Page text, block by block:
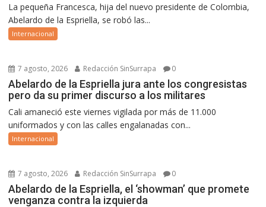
La pequeña Francesca, hija del nuevo presidente de Colombia,
Abelardo de la Espriella, se robó las...
Internacional
7 agosto, 2026 Redacción SinSurrapa 0
Abelardo de la Espriella jura ante los congresistas
pero da su primer discurso a los militares
Cali amaneció este viernes vigilada por más de 11.000
uniformados y con las calles engalanadas con...
Internacional
7 agosto, 2026 Redacción SinSurrapa 0
Abelardo de la Espriella, el ‘showman’ que promete
venganza contra la izquierda